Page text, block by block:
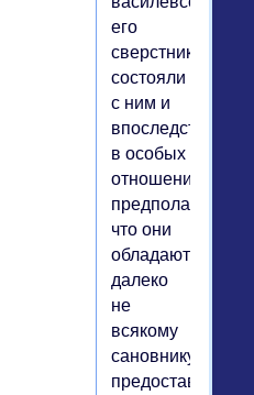
его
сверстники
состояли
с ним и
впоследствии
в особых
отношениях:
предполагалось,
что они
обладают
далеко
не
всякому
сановнику